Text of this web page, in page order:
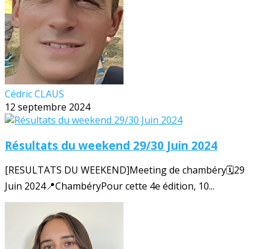
Cédric CLAUS
12 septembre 2024
Résultats du weekend 29/30 Juin 2024
[RESULTATS DU WEEKEND]Meeting de chambéry🗓️29
Juin 2024📍ChambéryPour cette 4e édition, 10...